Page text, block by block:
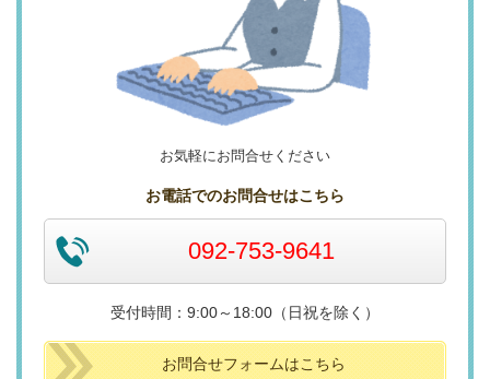
お気軽にお問合せください
お電話でのお問合せはこちら
092-753-9641
受付時間：9:00～18:00（日祝を除く）
お問合せフォームはこちら